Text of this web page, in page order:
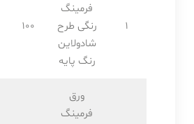
1
فرمینگ
رنگی طرح
شادولاین
رنگ پایه
100
ورق
فرمینگ